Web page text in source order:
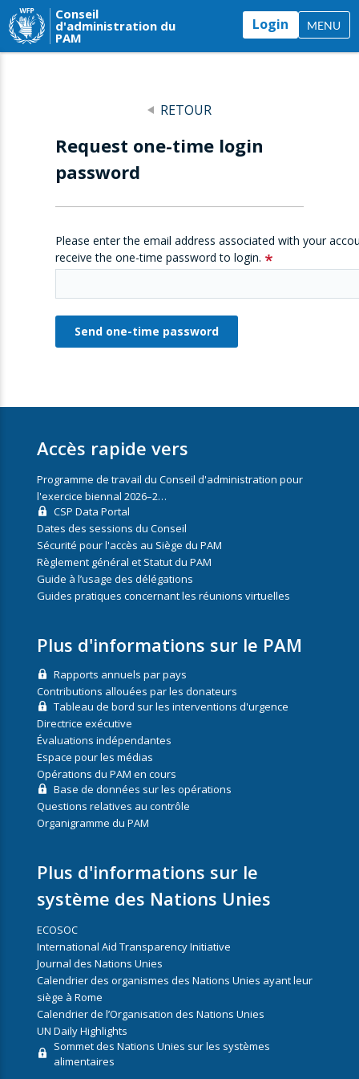
Conseil
d'administration du
PAM
Login MENU
RETOUR
Request one-time login
password
Please enter the email address associated with your
receive the one-time password to login.
Accès rapide vers
Programme de travail du Conseil d'administration pour
l'exercice biennal 2026–2…
CSP Data Portal
Dates des sessions du Conseil
Sécurité pour l'accès au Siège du PAM
Règlement général et Statut du PAM
Guide à l’usage des délégations
Guides pratiques concernant les réunions virtuelles
Plus d'informations sur le PAM
Rapports annuels par pays
Contributions allouées par les donateurs
Tableau de bord sur les interventions d'urgence
Directrice exécutive
Évaluations indépendantes
Espace pour les médias
Opérations du PAM en cours
Base de données sur les opérations
Questions relatives au contrôle
Organigramme du PAM
Plus d'informations sur le
système des Nations Unies
ECOSOC
International Aid Transparency Initiative
Journal des Nations Unies
Calendrier des organismes des Nations Unies ayant leur
siège à Rome
Calendrier de l’Organisation des Nations Unies
UN Daily Highlights
Sommet des Nations Unies sur les systèmes
alimentaires